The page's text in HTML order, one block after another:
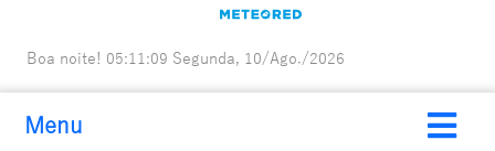
Boa noite! 05:11:10 Segunda, 10/Ago./2026
Menu